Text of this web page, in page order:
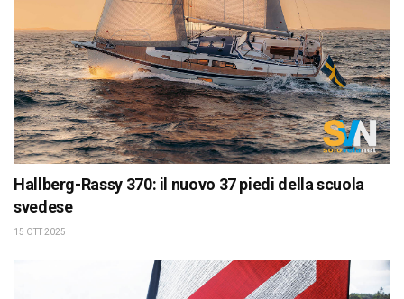
Hallberg-Rassy 370: il nuovo 37 piedi della scuola
svedese
15 OTT 2025